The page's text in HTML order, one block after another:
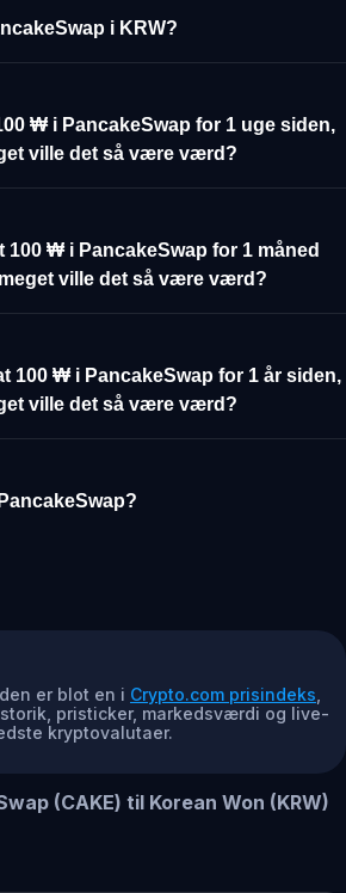
i KRW?
₩ i PancakeSwap for 1 uge siden,
ville det så være værd?
100 ₩ i PancakeSwap for 1 måned
ville det så være værd?
100 ₩ i PancakeSwap for 1 år siden,
ville det så være værd?
er blot en i Crypto.com prisindeks
pristicker, markedsværdi og live-
kryptovalutaer.
(CAKE) til Korean Won (KRW)